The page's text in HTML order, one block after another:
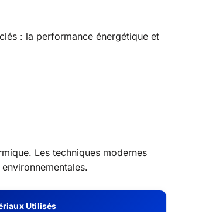
: la performance énergétique et
Les techniques modernes
Utilisés